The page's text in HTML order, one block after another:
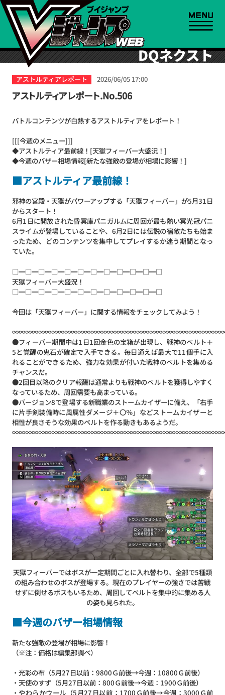
DQネクスト
アストルティアレポート 2026/06/05 17:00
アストルティアレポート.No.506
バトルコンテンツが白熱するアストルティアをレポート！
[[[今週のメニュー]]]
◆アストルティア最前線！[天獄フィーバー大盛況！]
◆今週のバザー相場情報[新たな強敵の登場が相場に影響！]
■アストルティア最前線！
邪神の宮殿・天獄がパワーアップする「天獄フィーバー」が5月31日
からスタート！
6月1日に開放された昏冥庫パニガルムに周回が最も熱い冥光冠パニ
スライムが登場していることや、6月2日には伝説の宿敵たちも始ま
ったため、どのコンテンツを集中してプレイするか迷う期間となっ
ていた。
□━□━□━□━□━□━□━□━□━□━□━□
天獄フィーバー大盛況！
□━□━□━□━□━□━□━□━□━□━□━□
今回は「天獄フィーバー」に関する情報をチェックしてみよう！
●フィーバー期間中は1日1回金色の宝箱が出現し、戦神のベルト＋
5と覚醒の鬼石が確定で入手できる。毎日通えば最大で11個手に入
れることができるため、強力な効果が付いた戦神のベルトを集める
チャンスだ。
●2回目以降のクリア報酬は通常よりも戦神のベルトを獲得しやすく
なっているため、周回需要も高まっている。
●バージョン8で登場する新職業のストームカイザーに備え、「右手
に片手剣装備時に風属性ダメージ＋〇％」などストームカイザーと
相性が良さそうな効果のベルトを作る動きもあるようだ。
天獄フィーバーではボスが一定期間ごとに入れ替わり、全部で5種類
の組み合わせのボスが登場する。現在のプレイヤーの強さでは苦戦
せずに倒せるボスもいるため、周回してベルトを集中的に集める人
の姿も見られた。
■今週のバザー相場情報
新たな強敵の登場が相場に影響！
（※注：価格は編集部調べ）
・光彩の布（5月27日以前：9800Ｇ前後→今週：10800Ｇ前後）
・天使のすず（5月27日以前：800Ｇ前後→今週：1900Ｇ前後）
・やわらかウール（5月27日以前：1700Ｇ前後→今週：3000Ｇ前